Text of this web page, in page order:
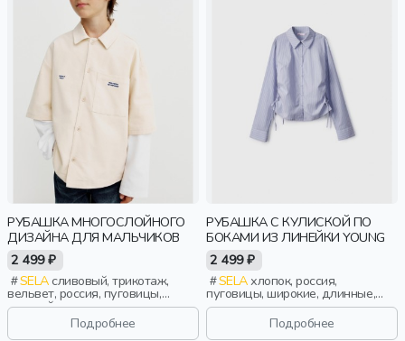
РУБАШКА МНОГОСЛОЙНОГО
ДИЗАЙНА ДЛЯ МАЛЬЧИКОВ
2 499 ₽
SELAсливовый, трикотаж,
вельвет, россия, пуговицы,
оверсайз, длинные, застежка,
свободные, карман, вышивка,
воротник, мальчики, дети
Подробнее
РУБАШКА С КУЛИСКОЙ ПО
БОКАМИ ИЗ ЛИНЕЙКИ YOUNG
2 499 ₽
SELAхлопок, россия,
пуговицы, широкие, длинные,
прилегающие, застежка,
манжета, кулиска, воротник,
девочки, старшеклассники, дети
Подробнее